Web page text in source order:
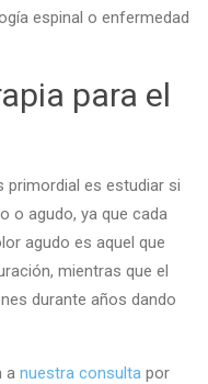
espinal o enfermedad
para el
primordial es estudiar si
o agudo, ya que cada
agudo es aquel que
mientras que el
durante años dando
a nuestra consulta por